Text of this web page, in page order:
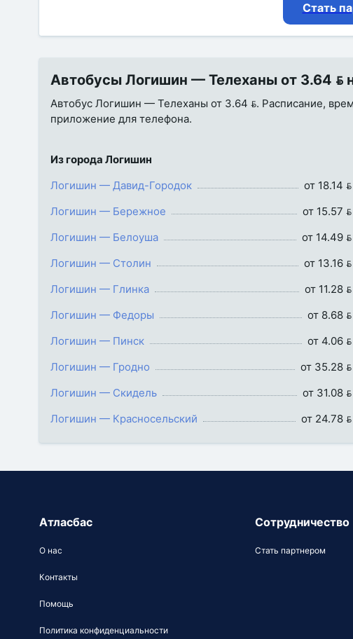
Стать
Автобусы Логишин — Телеханы от 3.64 
Автобус Логишин — Телеханы от 3.64 . Расписание,
приложение для телефона.
Из города Логишин
Логишин — Давид-Городок
от 18.14 
Логишин — Бережное
от 15.57 
Логишин — Белоуша
от 14.49 
Логишин — Столин
от 13.16 
Логишин — Глинка
от 11.28 
Логишин — Федоры
от 8.68 
Логишин — Пинск
от 4.06 
Логишин — Гродно
от 35.28 
Логишин — Скидель
от 31.08 
Логишин — Красносельский
от 24.78 
Атласбас
О нас
Контакты
Помощь
Политика конфиденциальности
Сотрудничество
Стать партнером